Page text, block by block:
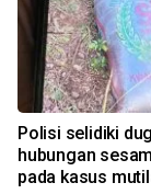
Polisi selidiki
hubungan
pada kasus